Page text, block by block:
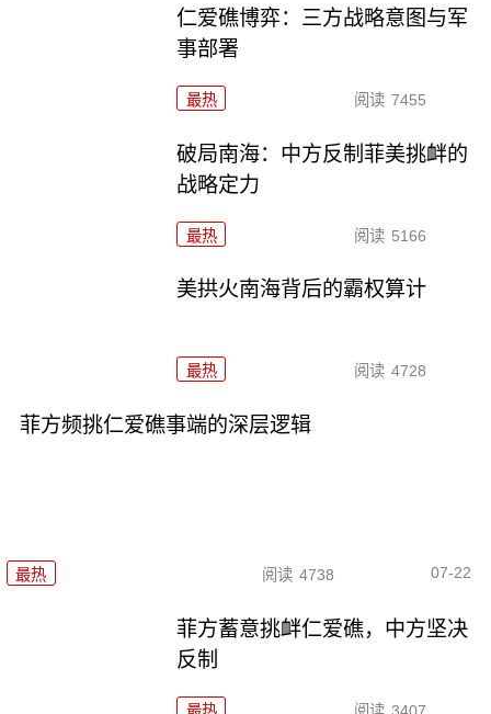
仁爱礁博弈：三方战略意图与军
事部署
最热 阅读 7455
破局南海：中方反制菲美挑衅的
战略定力
最热 阅读 5166
美拱火南海背后的霸权算计
最热 阅读 4728
菲方频挑仁爱礁事端的深层逻辑
最热 阅读 4738 07-22
菲方蓄意挑衅仁爱礁，中方坚决
反制
最热 阅读 3407